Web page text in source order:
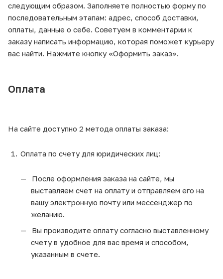
следующим образом. Заполняете полностью форму по
последовательным этапам: адрес, способ доставки,
оплаты, данные о себе. Советуем в комментарии к
заказу написать информацию, которая поможет курьеру
вас найти. Нажмите кнопку «Оформить заказ».
Оплата
На сайте доступно 2 метода оплаты заказа:
Оплата по счету для юридических лиц:
После оформления заказа на сайте, мы
выставляем счет на оплату и отправляем его на
вашу электронную почту или мессенджер по
желанию.
Вы производите оплату согласно выставленному
счету в удобное для вас время и способом,
указанным в счете.